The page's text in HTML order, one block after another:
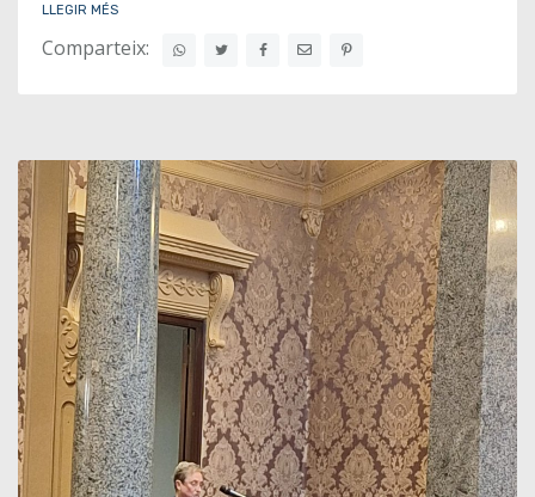
LLEGIR MÉS
Comparteix: